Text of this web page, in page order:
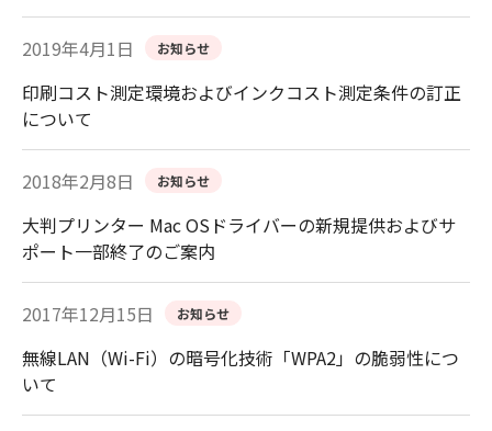
2019年4月1日 お知らせ
印刷コスト測定環境およびインクコスト測定条件の訂正
について
2018年2月8日 お知らせ
大判プリンター Mac OSドライバーの新規提供およびサ
ポート一部終了のご案内
2017年12月15日 お知らせ
無線LAN（Wi-Fi）の暗号化技術「WPA2」の脆弱性につ
いて